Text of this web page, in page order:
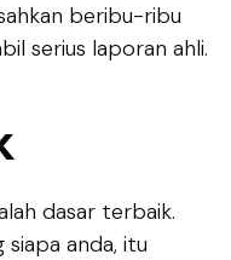
beribu-ribu
serius laporan ahli.
dasar terbaik.
anda, itu